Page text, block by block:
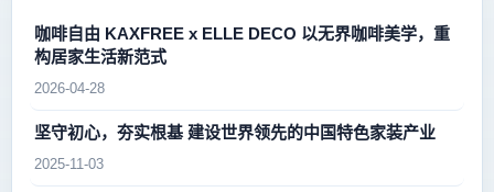
咖啡自由 KAXFREE x ELLE DECO 以无界咖啡美学，重
构居家生活新范式
2026-04-28
坚守初心，夯实根基 建设世界领先的中国特色家装产业
2025-11-03